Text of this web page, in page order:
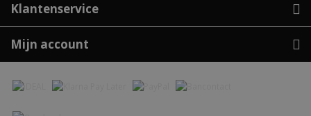
Klantenservice
Mijn account